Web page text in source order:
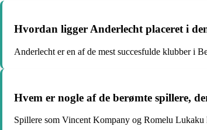
Hvordan ligger Anderlecht placeret i
Anderlecht er en af de mest succesfulde klubber i
Hvem er nogle af de berømte spillere,
Spillere som Vincent Kompany og Romelu Lukaku